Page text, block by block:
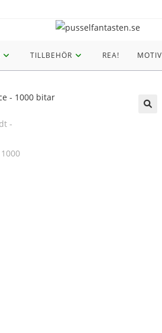
TILLBEHÖR REA! MOTIV